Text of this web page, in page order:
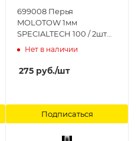
699008 Перья
MOLOTOW 1мм
SPECIALTECH 100 / 2шт
699008 MOLOTOW
Нет в наличии
275 руб./шт
Подписаться